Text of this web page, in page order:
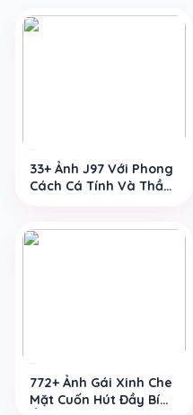
33+ Ảnh J97 Với Phong
Cách Cá Tính Và Thần
772+ Ảnh Gái Xinh Che
Mặt Cuốn Hút Đầy Bí